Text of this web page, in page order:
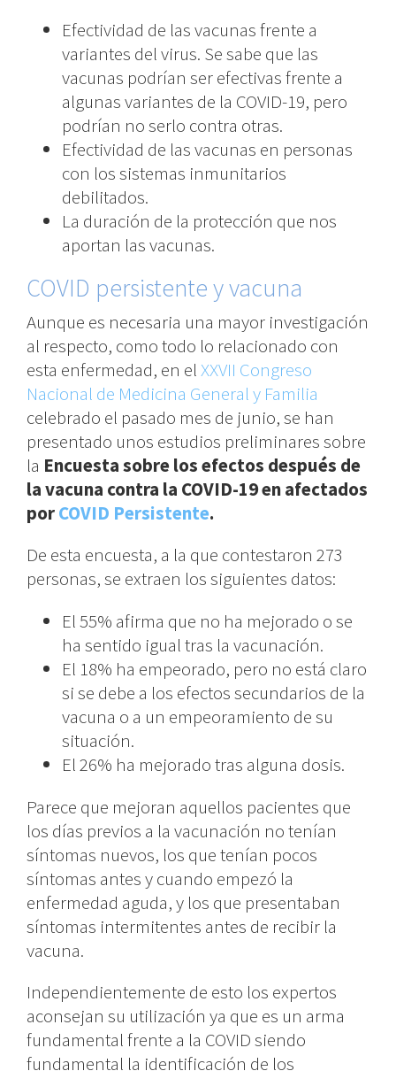
Efectividad de las vacunas frente a
variantes del virus. Se sabe que las
vacunas podrían ser efectivas frente a
algunas variantes de la COVID-19, pero
podrían no serlo contra otras.
Efectividad de las vacunas en personas
con los sistemas inmunitarios
debilitados.
La duración de la protección que nos
aportan las vacunas.
COVID persistente y vacuna
Aunque es necesaria una mayor investigación
al respecto, como todo lo relacionado con
esta enfermedad, en elXXVII Congreso
Nacional de Medicina General y Familia
celebrado el pasado mes de junio, se han
presentado unos estudios preliminares sobre
la Encuesta sobre los efectos después de
la vacuna contra la COVID-19 en afectados
porCOVID Persistente.
De esta encuesta, a la que contestaron 273
personas, se extraen los siguientes datos:
El 55% afirma que no ha mejorado o se
ha sentido igual tras la vacunación.
El 18% ha empeorado, pero no está claro
si se debe a los efectos secundarios de la
vacuna o a un empeoramiento de su
situación.
El 26% ha mejorado tras alguna dosis.
Parece que mejoran aquellos pacientes que
los días previos a la vacunación no tenían
síntomas nuevos, los que tenían pocos
síntomas antes y cuando empezó la
enfermedad aguda, y los que presentaban
síntomas intermitentes antes de recibir la
vacuna.
Independientemente de esto los expertos
aconsejan su utilización ya que es un arma
fundamental frente a la COVID siendo
fundamental la identificación de los